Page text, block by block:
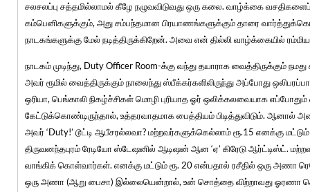
சலசலப்பு சத்தமில்லாமல் கீழே நழுவவிடுவது ஒரு கலை. வாழ்க்கை
கம்பெனிகளுக்கும், அது சம்பந்தமான பிரயாணங்களுக்கும் தாரை
நாடகங்களுக்கு மேல் நடித்திருக்கிறேன். அவை என் தில்லி வாழ்க்கையில்
நாடகம் முடிந்து, Duty Officer Room-க்கு வந்து தயாராக
அவர் ரூமில் வைத்திருக்கும் நாலைந்து ஸ்பீக்கர்களிலிருந்து அப்போது
ஒரியா, பெங்காலி நிகழ்ச்சிகள் மொழி புரியாத ஓர் ஒலிக்கலவையாக
கேட்டுக்கொண்டிருந்தால், உத்தரவாதமாக பைத்தியம் பிடித்துவிடும். ஆனால்
அவர் ‘Duty!’ டூட்டி ஆபீசரல்லவா? மற்றவர்களுக்கெல்லாம் ரூ.15 எனக்கு
திருவனந்தபுரம் ரேடியோ ஸ்டேஷனில் ஆடிஷன் ஆன ‘ஏ’ கிரேடு ஆர்ட்டிஸ்ட்.
வாங்கிக் கொள்வார்கள். எனக்கு மட்டும் ரூ. 20 என்பதால் ரசீதில் ஒரு அணா
ஒரு அணா (ஆறு பைசா) இல்லையென்றால், உன் சொத்தை விற்றாவது ஓரணா